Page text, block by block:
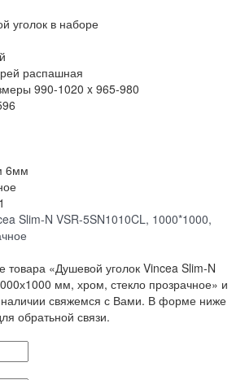
уголок в наборе
распашная
990-1020 x 965-980
6мм
1
Slim-N VSR-5SN1010CL, 1000*1000,
«Душевой уголок Vincea Slim-N
мм, хром, стекло прозрачное» и
наличии свяжемся с Вами. В форме ниже
обратьной связи.